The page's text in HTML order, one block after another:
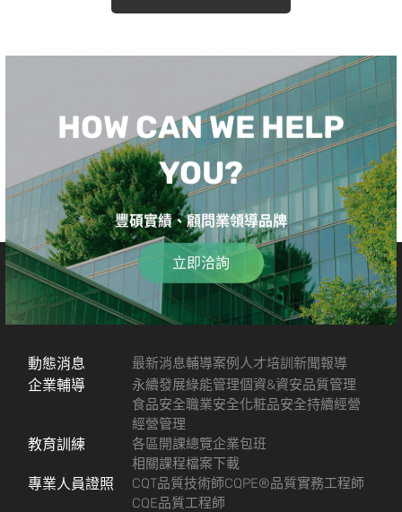
HOW CAN WE HELP
YOU?
豐碩實績、顧問業領導品牌
立即洽詢
動態消息 最新消息輔導案例 人才培訓新聞報導
企業輔導 永續發展綠能管理個資&資安品質管理
食品安全職業安全化粧品安全持續經營
經營管理
教育訓練 各區開課總覽企業包班
相關課程檔案下載
專業人員證照 CQT品質技術師CQPE®品質實務工程師
CQE品質工程師